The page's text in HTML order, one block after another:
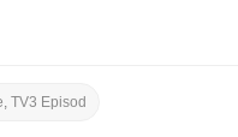
, TV3 Episod